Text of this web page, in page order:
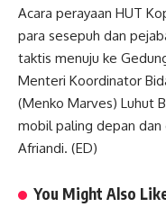
Acara perayaan HUT
para sesepuh dan
taktis menuju ke
Menteri Koordinator
(Menko Marves) Luhut
mobil paling depan dan
Afriandi. (ED)
You Might Also